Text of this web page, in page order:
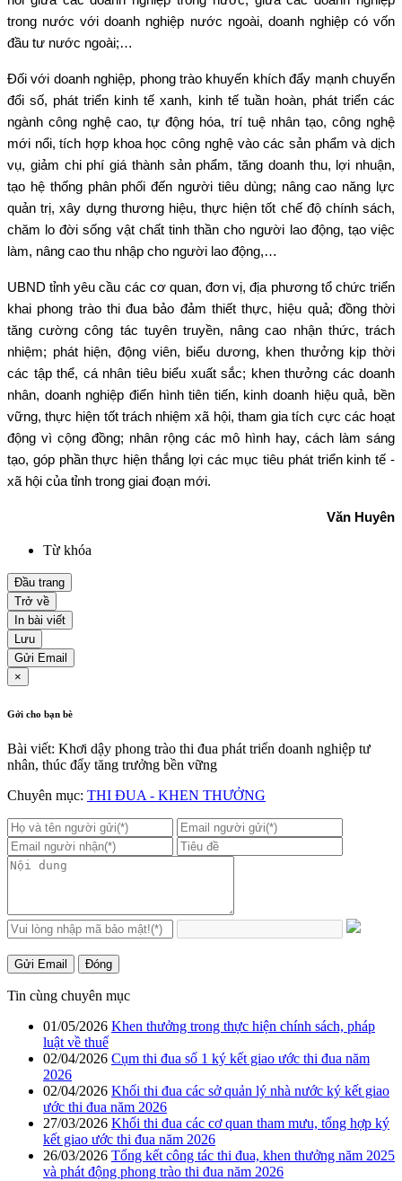
trong nước với doanh nghiệp nước ngoài, doanh nghiệp có vốn
đầu tư nước ngoài;…
Đối với doanh nghiệp, phong trào khuyến khích đẩy mạnh chuyển
đổi số, phát triển kinh tế xanh, kinh tế tuần hoàn, phát triển các
ngành công nghệ cao, tự động hóa, trí tuệ nhân tạo, công nghệ
mới nổi, tích hợp khoa học công nghệ vào các sản phẩm và dịch
vụ, giảm chi phí giá thành sản phẩm, tăng doanh thu, lợi nhuận,
tạo hệ thống phân phối đến người tiêu dùng; nâng cao năng lực
quản trị, xây dựng thương hiệu, thực hiện tốt chế độ chính sách,
chăm lo đời sống vật chất tinh thần cho người lao động, tạo việc
làm, nâng cao thu nhập cho người lao động,…
UBND tỉnh yêu cầu các cơ quan, đơn vị, địa phương tổ chức triển
khai phong trào thi đua bảo đảm thiết thực, hiệu quả; đồng thời
tăng cường công tác tuyên truyền, nâng cao nhận thức, trách
nhiệm; phát hiện, động viên, biểu dương, khen thưởng kịp thời
các tập thể, cá nhân tiêu biểu xuất sắc; khen thưởng các doanh
nhân, doanh nghiệp điển hình tiên tiến, kinh doanh hiệu quả, bền
vững, thực hiện tốt trách nhiệm xã hội, tham gia tích cực các hoạt
động vì cộng đồng; nhân rộng các mô hình hay, cách làm sáng
tạo, góp phần thực hiện thắng lợi các mục tiêu phát triển kinh tế -
xã hội của tỉnh trong giai đoạn mới.
Văn Huyên
Từ khóa
Đầu trang
Trở về
In bài viết
Lưu
Gửi Email
×
Gởi cho bạn bè
Bài viết: Khơi dậy phong trào thi đua phát triển doanh nghiệp tư
nhân, thúc đẩy tăng trưởng bền vững
Chuyên mục: THI ĐUA - KHEN THƯỞNG
Gửi Email Đóng
Tin cùng chuyên mục
01/05/2026 Khen thưởng trong thực hiện chính sách, pháp
luật về thuế
02/04/2026 Cụm thi đua số 1 ký kết giao ước thi đua năm
2026
02/04/2026 Khối thi đua các sở quản lý nhà nước ký kết giao
ước thi đua năm 2026
27/03/2026 Khối thi đua các cơ quan tham mưu, tổng hợp ký
kết giao ước thi đua năm 2026
26/03/2026 Tổng kết công tác thi đua, khen thưởng năm 2025
và phát động phong trào thi đua năm 2026